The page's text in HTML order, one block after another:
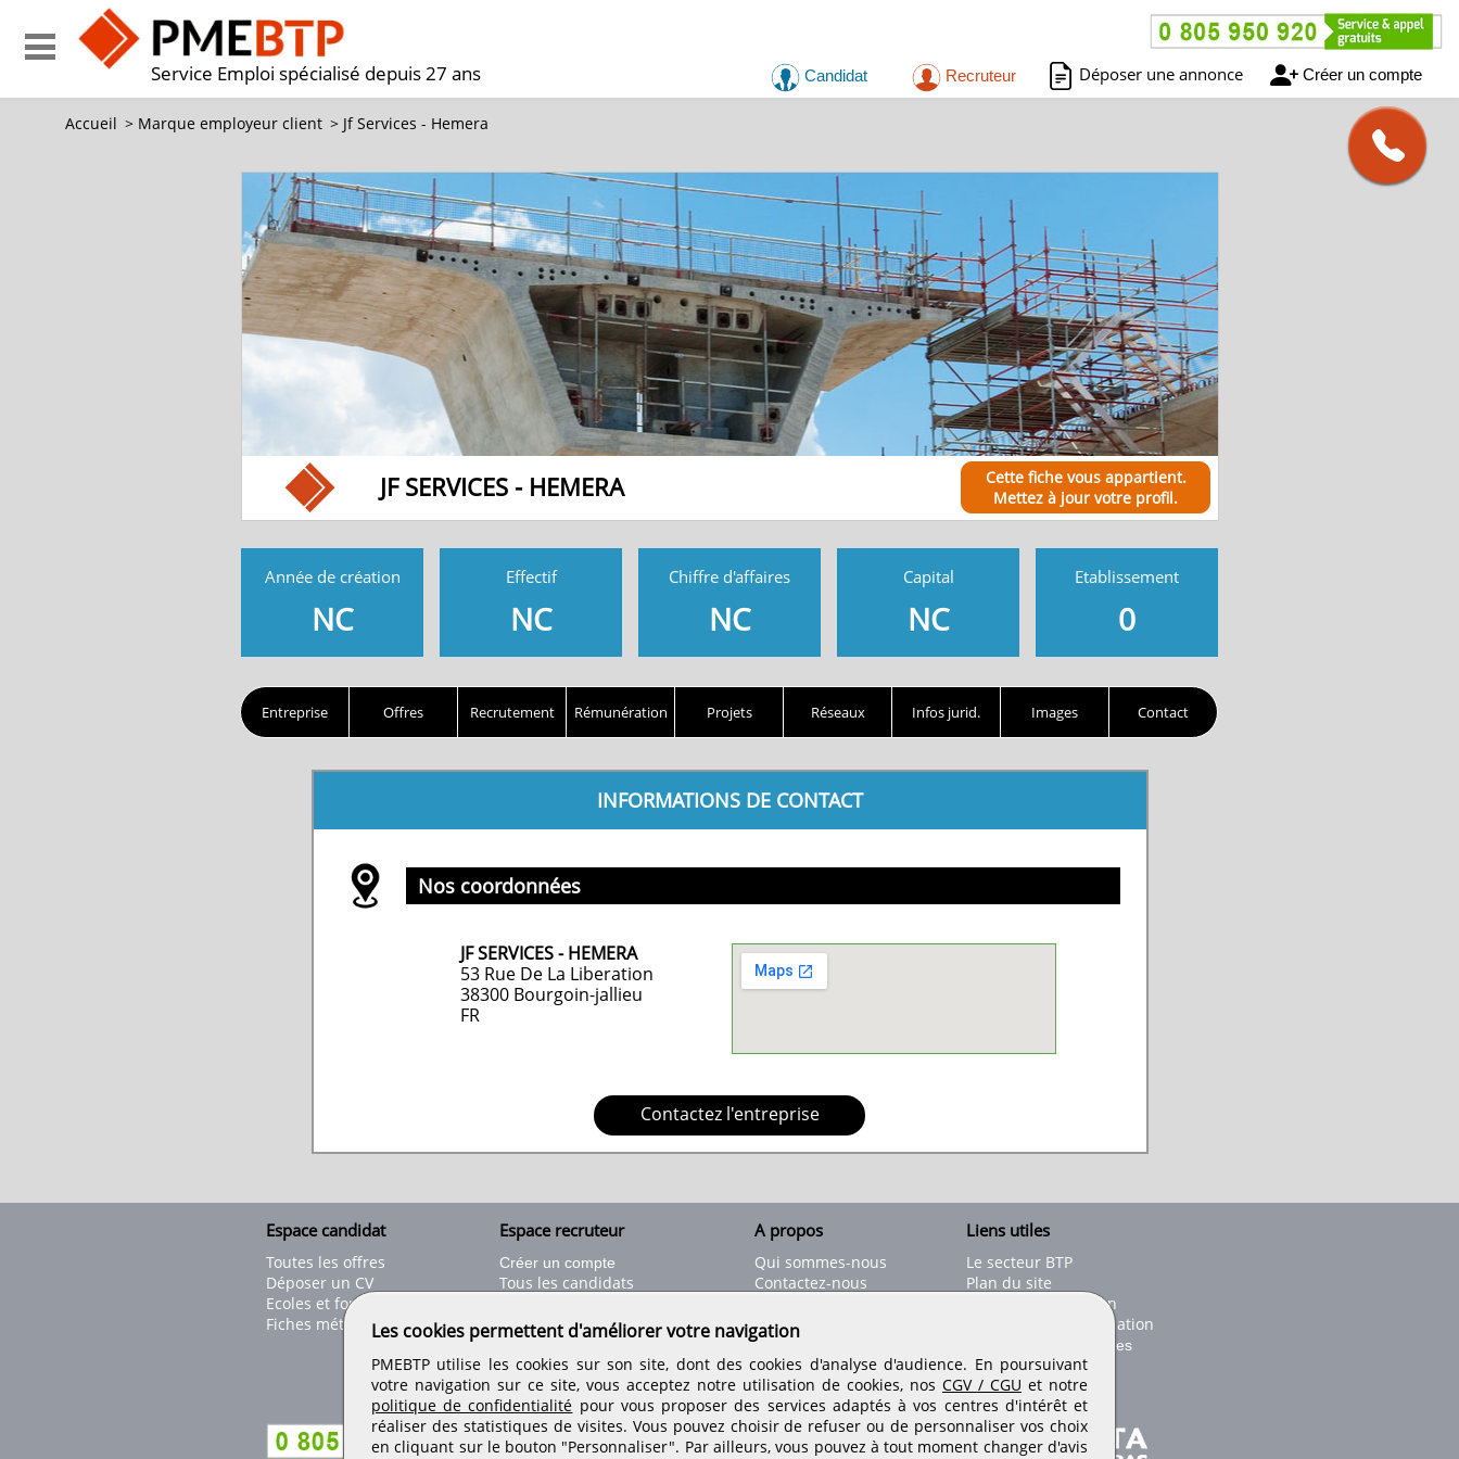
Service Emploi spécialisé depuis 27 ans Candidat Recruteur Déposer une annonce Créer un compte
Accueil > Marque employeur client > Jf Services - Hemera
JF SERVICES - HEMERA
Cette fiche vous appartient.
Mettez à jour votre profil.
Année de création
NC
Effectif
NC
Chiffre d'affaires
NC
Capital
NC
Etablissement
0
Entreprise Offres Recrutement Rémunération Projets Réseaux Infos jurid. Images Contact
INFORMATIONS DE CONTACT
Nos coordonnées
JF SERVICES - HEMERA
53 Rue De La Liberation
38300 Bourgoin-jallieu
FR
Contactez l'entreprise
Espace candidat
Toutes les offres
Déposer un CV
Ecoles et formations
Fiches métiers
Espace recruteur
Créer un compte
Tous les candidats
Déposer une offre de stage
Nos tarifs
A propos
Qui sommes-nous
Contactez-nous
Informations légales
Conditions générales
Rejoignez nos équipes
Liens utiles
Le secteur BTP
Plan du site
Conseils d'utilisation
Conditions de publication
Paramètres des cookies
Retrouvez-nous sur les réseaux sociaux
Les cookies permettent d'améliorer votre navigation
PMEBTP utilise les cookies sur son site, dont des cookies d'analyse d'audience. En poursuivant
votre navigation sur ce site, vous acceptez notre utilisation de cookies, nos CGV / CGU et notre
politique de confidentialité pour vous proposer des services adaptés à vos centres d'intérêt et
réaliser des statistiques de visites. Vous pouvez choisir de refuser ou de personnaliser vos choix
en cliquant sur le bouton "Personnaliser". Par ailleurs, vous pouvez à tout moment changer d'avis